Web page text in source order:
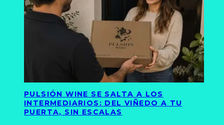
PULSIÓN WINE SE SALTA A LOS
INTERMEDIARIOS: DEL VIÑEDO A TU
PUERTA, SIN ESCALAS